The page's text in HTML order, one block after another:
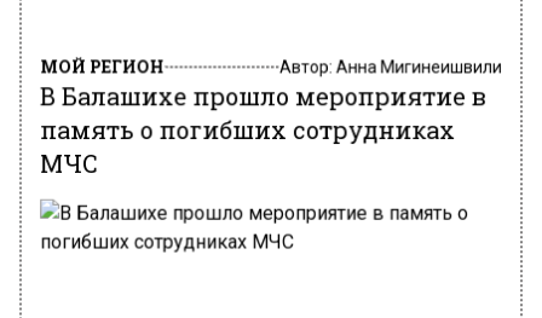
МОЙ РЕГИОН Автор: Анна Мигинеишвили
В Балашихе прошло мероприятие в
память о погибших сотрудниках
МЧС